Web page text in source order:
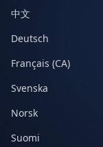
中文
Deutsch
Français (CA)
Svenska
Norsk
Suomi